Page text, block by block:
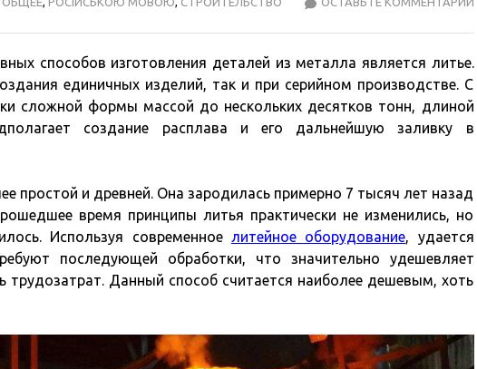
способов изготовления деталей из металла является литье.
единичных изделий, так и при серийном производстве. С
сложной формы массой до нескольких десятков тонн, длиной
создание расплава и его дальнейшую заливку в
простой и древней. Она зародилась примерно 7 тысяч лет назад
время принципы литья практически не изменились, но
Используя современное литейное оборудование, удается
последующей обработки, что значительно удешевляет
трудозатрат. Данный способ считается наиболее дешевым, хоть